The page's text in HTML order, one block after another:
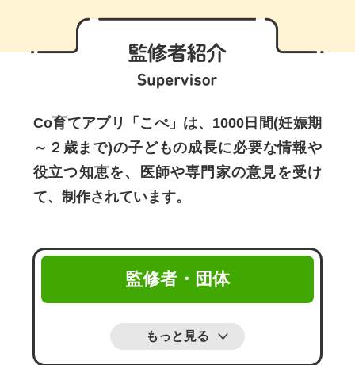
Co育てアプリ「こぺ」は、1000日間(妊娠期
～２歳まで)の子どもの成長に必要な情報や
役立つ知恵を、医師や専門家の意見を受け
て、制作されています。
監修者・団体
もっと見る